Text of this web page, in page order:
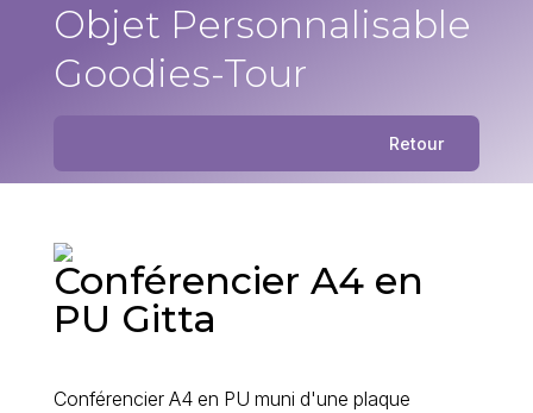
Objet Personnalisable
Goodies-Tour
Retour
Conférencier A4 en
PU Gitta
Conférencier A4 en PU muni d'une plaque